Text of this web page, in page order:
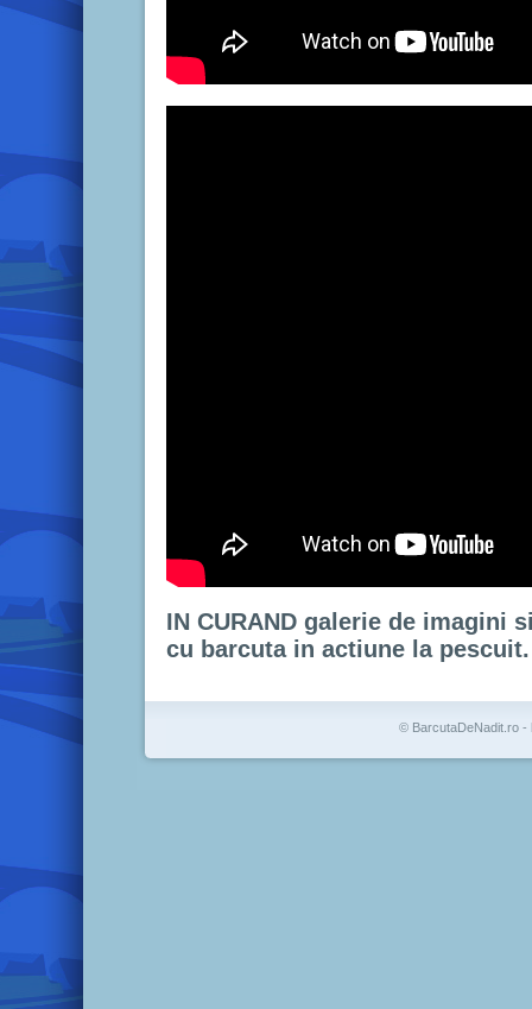
IN CURAND galerie de imagini
cu barcuta in actiune la pescuit.
© BarcutaDeNadit.ro -